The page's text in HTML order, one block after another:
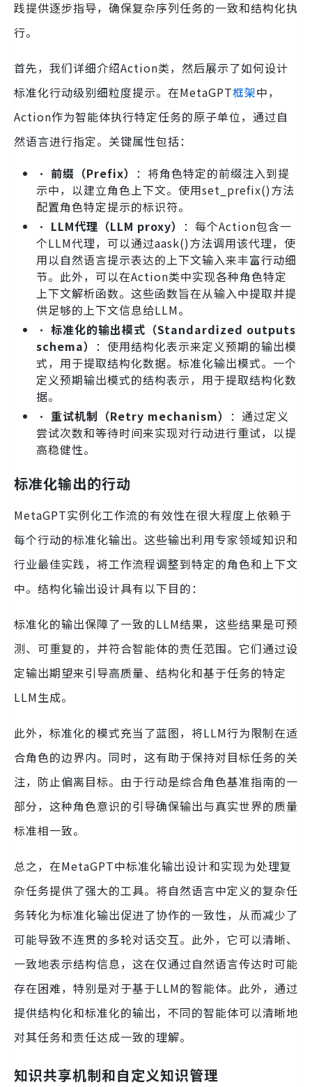
践提供逐步指导，确保复杂序列任务的一致和结构化执
行。
首先，我们详细介绍Action类，然后展示了如何设计
标准化行动级别细粒度提示。在MetaGPT框架中，
Action作为智能体执行特定任务的原子单位，通过自
然语言进行指定。关键属性包括：
• 前缀（Prefix） ：将角色特定的前缀注入到提
示中，以建立角色上下文。使用set_prefix()方法
配置角色特定提示的标识符。
• LLM代理（LLM proxy） ：每个Action包含一
个LLM代理，可以通过aask()方法调用该代理，使
用以自然语言提示表达的上下文输入来丰富行动细
节。此外，可以在Action类中实现各种角色特定
上下文解析函数。这些函数旨在从输入中提取并提
供足够的上下文信息给LLM。
• 标准化的输出模式（Standardized outputs
schema） ：使用结构化表示来定义预期的输出模
式，用于提取结构化数据。标准化输出模式。一个
定义预期输出模式的结构表示，用于提取结构化数
据。
• 重试机制（Retry mechanism） ：通过定义
尝试次数和等待时间来实现对行动进行重试，以提
高稳健性。
标准化输出的行动
MetaGPT实例化工作流的有效性在很大程度上依赖于
每个行动的标准化输出。这些输出利用专家领域知识和
行业最佳实践，将工作流程调整到特定的角色和上下文
中。结构化输出设计具有以下目的：
标准化的输出保障了一致的LLM结果，这些结果是可预
测、可重复的，并符合智能体的责任范围。它们通过设
定输出期望来引导高质量、结构化和基于任务的特定
LLM生成。
此外，标准化的模式充当了蓝图，将LLM行为限制在适
合角色的边界内。同时，这有助于保持对目标任务的关
注，防止偏离目标。由于行动是综合角色基准指南的一
部分，这种角色意识的引导确保输出与真实世界的质量
标准相一致。
总之，在MetaGPT中标准化输出设计和实现为处理复
杂任务提供了强大的工具。将自然语言中定义的复杂任
务转化为标准化输出促进了协作的一致性，从而减少了
可能导致不连贯的多轮对话交互。此外，它可以清晰、
一致地表示结构信息，这在仅通过自然语言传达时可能
存在困难，特别是对于基于LLM的智能体。此外，通过
提供结构化和标准化的输出，不同的智能体可以清晰地
对其任务和责任达成一致的理解。
知识共享机制和自定义知识管理